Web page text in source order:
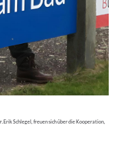
Erik Schlegel, freuen sich über die Kooperation,